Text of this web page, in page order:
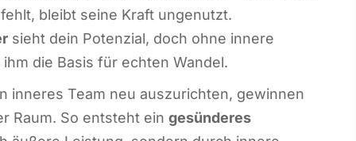
bleibt seine Kraft ungenutzt.
sieht dein Potenzial, doch ohne innere
die Basis für echten Wandel.
inneres Team neu auszurichten, gewinnen
Raum. So entsteht ein gesünderes